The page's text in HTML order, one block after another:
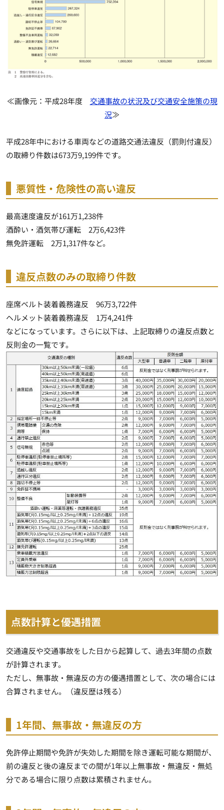
≪画像元：平成28年度 交通事故の状況及び交通安全施策の現
況≫
平成28年中における車両などの道路交通法違反（罰則付違反）
の取締り件数は673万9,199件です。
悪質性・危険性の高い違反
最高速度違反が161万1,238件
酒酔い・酒気帯び運転 2万6,423件
無免許運転 2万1,317件など。
違反点数のみの取締り件数
座席ベルト装着義務違反 96万3,722件
ヘルメット装着義務違反 1万4,241件
などになっています。さらに以下は、上記取締りの違反点数と
反則金の一覧です。
点数計算と優遇措置
交通違反や交通事故をした日から起算して、過去3年間の点数
が計算されます。
ただし、無事故・無違反の方の優遇措置として、次の場合には
合算されません。（違反歴は残る）
1年間、無事故・無違反の方
免許停止期間や免許が失効した期間を除き運転可能な期間が、
前の違反と後の違反までの間が1年以上無事故・無違反・無処
分である場合に限り点数は累積されません。